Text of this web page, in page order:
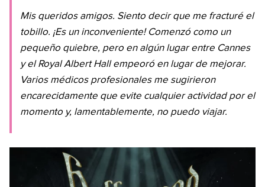
Mis queridos amigos. Siento decir que me fracturé el
tobillo. ¡Es un inconveniente! Comenzó como un
pequeño quiebre, pero en algún lugar entre Cannes
y el Royal Albert Hall empeoró en lugar de mejorar.
Varios médicos profesionales me sugirieron
encarecidamente que evite cualquier actividad por el
momento y, lamentablemente, no puedo viajar.